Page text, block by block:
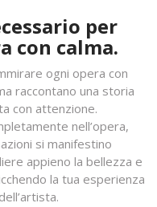
per
con calma.
ogni opera con
raccontano una storia
con attenzione.
nell’opera,
si manifestino
appieno la bellezza e
la tua esperienza